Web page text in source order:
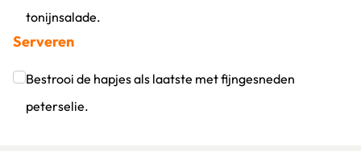
tonijnsalade.
Klik om dit selectievakje aan te vinken
Serveren
Bestrooi de hapjes als laatste met fijngesneden
peterselie.